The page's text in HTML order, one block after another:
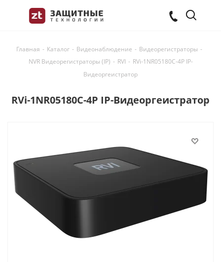
Главная - Каталог - Видеонаблюдение - Видеорегистраторы -
NVR Видеорегистраторы (IP) - RVI - RVi-1NR05180C-4P IP-
Видеоргеистратор
RVi-1NR05180C-4P IP-Видеоргеистратор